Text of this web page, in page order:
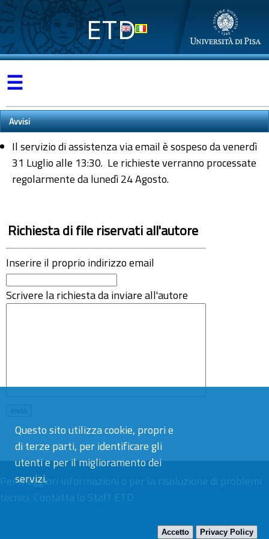
Questo sito utilizza cookie, propri e
di terze parti, per identificare gli
utenti e per il miglioramento dei
servizi.
Accetto Privacy Policy
ETD
☰
Avvisi
Il servizio di assistenza via email è sospeso da venerdì
31 Luglio alle 13:30. Le richieste verranno processate
regolarmente da lunedì 24 Agosto.
Richiesta di file riservati all'autore
Inserire il proprio indirizzo email
Scrivere la richiesta da inviare all'autore
Per maggiori informazioni o per la risoluzione di problemi
tecnici, Contatta lo Staff ETD